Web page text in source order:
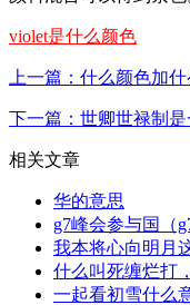
violet是什么颜色
上一篇：什么颜色加
下一篇：世卿世禄制
相关文章
华的意思
g7峰会参与国（
我本将心向明月
什么叫死缠烂打
一起看初雪什么